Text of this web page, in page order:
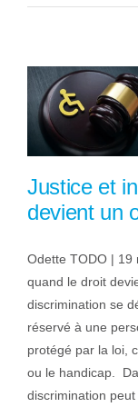
Justice et
devient un
Odette TODO | 19
quand le droit
discrimination se
réservé à une
protégé par la loi,
ou le handicap.
discrimination